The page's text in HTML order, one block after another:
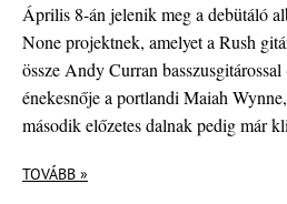
Április 8-án jelenik meg a debütáló
None projektnek, amelyet a Rush
össze Andy Curran
énekesnője a portlandi Maiah
második előzetes dalnak pedig már
TOVÁBB »